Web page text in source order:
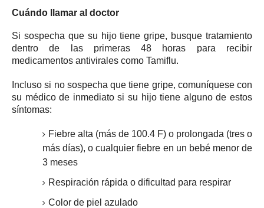
Cuándo llamar al doctor
Si sospecha que su hijo tiene gripe, busque tratamiento
dentro de las primeras 48 horas para recibir
medicamentos antivirales como Tamiflu.
Incluso si no sospecha que tiene gripe, comuníquese con
su médico de inmediato si su hijo tiene alguno de estos
síntomas:
Fiebre alta (más de 100.4 F) o prolongada (tres o
más días), o cualquier fiebre en un bebé menor de
3 meses
Respiración rápida o dificultad para respirar
Color de piel azulado